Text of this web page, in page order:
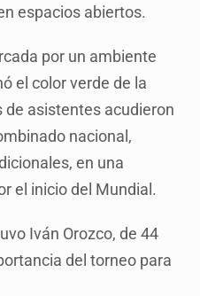
espacios abiertos.
por un ambiente
el color verde de la
asistentes acudieron
nacional,
en una
el inicio del Mundial.
Iván Orozco, de 44
del torneo para